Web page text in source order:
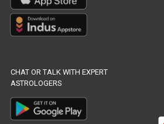
CHAT OR TALK WITH EXPERT
ASTROLOGERS